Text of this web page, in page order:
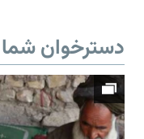
دسترخوان شما